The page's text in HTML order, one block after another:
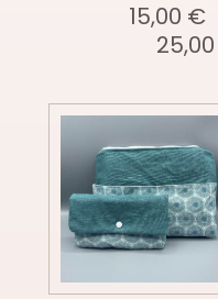
15,00 €
25,00